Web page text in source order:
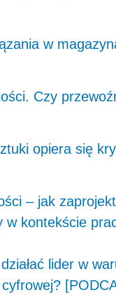
w
Czy
opiera się
– jak
w kontekście
lider w